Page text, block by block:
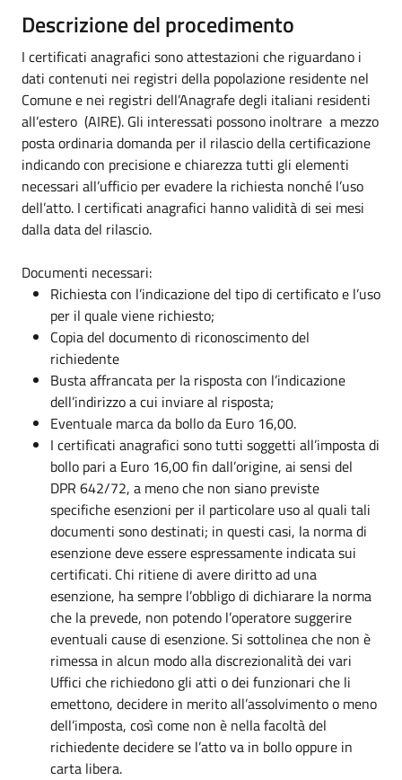
Descrizione del procedimento
I certificati anagrafici sono attestazioni che riguardano i
dati contenuti nei registri della popolazione residente nel
Comune e nei registri dell’Anagrafe degli italiani residenti
all’estero (AIRE). Gli interessati possono inoltrare a mezzo
posta ordinaria domanda per il rilascio della certificazione
indicando con precisione e chiarezza tutti gli elementi
necessari all’ufficio per evadere la richiesta nonché l’uso
dell’atto. I certificati anagrafici hanno validità di sei mesi
dalla data del rilascio.
Documenti necessari:
Richiesta con l’indicazione del tipo di certificato e l’uso
per il quale viene richiesto;
Copia del documento di riconoscimento del
richiedente
Busta affrancata per la risposta con l’indicazione
dell’indirizzo a cui inviare al risposta;
Eventuale marca da bollo da Euro 16,00.
I certificati anagrafici sono tutti soggetti all’imposta di
bollo pari a Euro 16,00 fin dall’origine, ai sensi del
DPR 642/72, a meno che non siano previste
specifiche esenzioni per il particolare uso al quali tali
documenti sono destinati; in questi casi, la norma di
esenzione deve essere espressamente indicata sui
certificati. Chi ritiene di avere diritto ad una
esenzione, ha sempre l’obbligo di dichiarare la norma
che la prevede, non potendo l’operatore suggerire
eventuali cause di esenzione. Si sottolinea che non è
rimessa in alcun modo alla discrezionalità dei vari
Uffici che richiedono gli atti o dei funzionari che li
emettono, decidere in merito all’assolvimento o meno
dell’imposta, così come non è nella facoltà del
richiedente decidere se l’atto va in bollo oppure in
carta libera.